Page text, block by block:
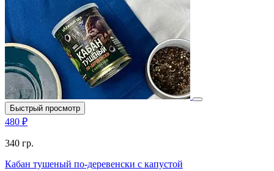
Быстрый просмотр
480 ₽
340 гр.
Кабан тушеный по-деревенски с капустой